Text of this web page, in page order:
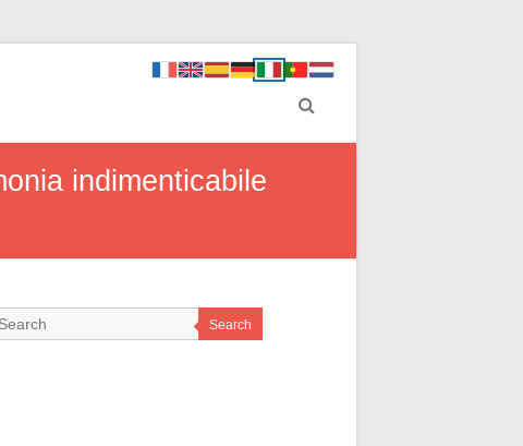
indimenticabile
Search